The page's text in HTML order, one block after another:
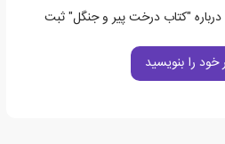
درباره "کتاب درخت پیر و جنگل" ثبت
خود را بنویسید